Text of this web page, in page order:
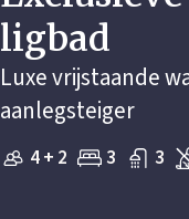
ligbad
Luxe vrijstaande
aanlegsteiger
4 + 2 3 3